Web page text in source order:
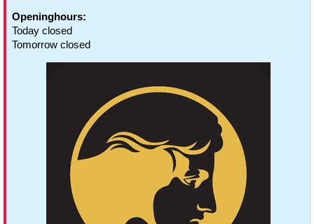
Openinghours:
Today closed
Tomorrow closed